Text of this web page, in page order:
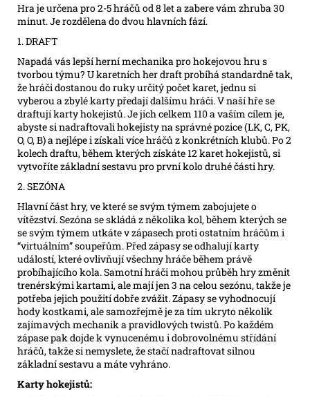
Hra je určena pro 2-5 hráčů od 8 let a zabere vám zhruba 30
minut. Je rozdělena do dvou hlavních fází.
1. DRAFT
Napadá vás lepší herní mechanika pro hokejovou hru s
tvorbou týmu? U karetních her draft probíhá standardně tak,
že hráči dostanou do ruky určitý počet karet, jednu si
vyberou a zbylé karty předají dalšímu hráči. V naší hře se
draftují karty hokejistů. Je jich celkem 110 a vaším cílem je,
abyste si nadraftovali hokejisty na správné pozice (LK, C, PK,
O, O, B) a nejlépe i získali více hráčů z konkrétních klubů. Po 2
kolech draftu, během kterých získáte 12 karet hokejistů, si
vytvoříte základní sestavu pro první kolo druhé části hry.
2. SEZÓNA
Hlavní část hry, ve které se svým týmem zabojujete o
vítězství. Sezóna se skládá z několika kol, během kterých se
se svým týmem utkáte v zápasech proti ostatním hráčům i
“virtuálním” soupeřům. Před zápasy se odhalují karty
událostí, které ovlivňují všechny hráče během právě
probíhajícího kola. Samotní hráči mohou průběh hry změnit
trenérskými kartami, ale mají jen 3 na celou sezónu, takže je
potřeba jejich použití dobře zvážit. Zápasy se vyhodnocují
hody kostkami, ale samozřejmě je za tím ukryto několik
zajímavých mechanik a pravidlových twistů. Po každém
zápase pak dojde k vynucenému i dobrovolnému střídání
hráčů, takže si nemyslete, že stačí nadraftovat silnou
základní sestavu a máte vyhráno.
Karty hokejistů: